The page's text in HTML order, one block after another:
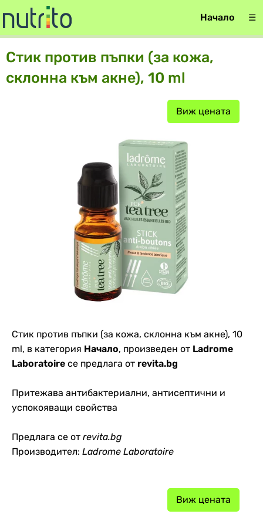
Начало ☰
Стик против пъпки (за кожа,
склонна към акне), 10 ml
Виж цената
Стик против пъпки (за кожа, склонна към акне), 10
ml, в категория Начало, произведен от Ladrome
Laboratoire се предлага от revita.bg
Притежава антибактериални, антисептични и
успокояващи свойства
Предлага се от revita.bg
Производител: Ladrome Laboratoire
Виж цената